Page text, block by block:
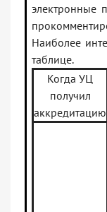
электронные
Наиболее
таблице.
Когда УЦ
получил
аккредитацию